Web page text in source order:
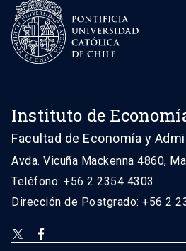
Instituto de
Facultad de Economía y
Avda. Vicuña Mackenna 4860,
Teléfono: +56 2 2354 4303
Dirección de Postgrado: +56 2